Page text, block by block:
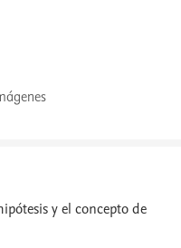
y el concepto de